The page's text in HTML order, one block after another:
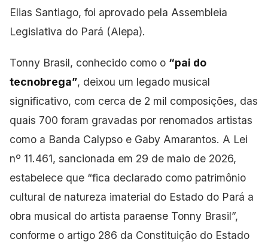
Elias Santiago, foi aprovado pela Assembleia
Legislativa do Pará (Alepa).
Tonny Brasil, conhecido como o “pai do
tecnobrega”, deixou um legado musical
significativo, com cerca de 2 mil composições, das
quais 700 foram gravadas por renomados artistas
como a Banda Calypso e Gaby Amarantos. A Lei
nº 11.461, sancionada em 29 de maio de 2026,
estabelece que “fica declarado como patrimônio
cultural de natureza imaterial do Estado do Pará a
obra musical do artista paraense Tonny Brasil”,
conforme o artigo 286 da Constituição do Estado